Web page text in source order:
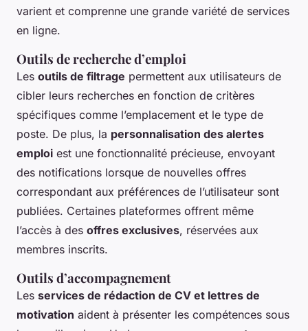
varient et comprenne une grande variété de services
en ligne.
Outils de recherche d’emploi
Les outils de filtrage permettent aux utilisateurs de
cibler leurs recherches en fonction de critères
spécifiques comme l’emplacement et le type de
poste. De plus, la personnalisation des alertes
emploi est une fonctionnalité précieuse, envoyant
des notifications lorsque de nouvelles offres
correspondant aux préférences de l’utilisateur sont
publiées. Certaines plateformes offrent même
l’accès à des offres exclusives, réservées aux
membres inscrits.
Outils d’accompagnement
Les services de rédaction de CV et lettres de
motivation aident à présenter les compétences sous